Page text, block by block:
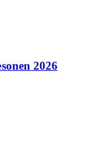
2026